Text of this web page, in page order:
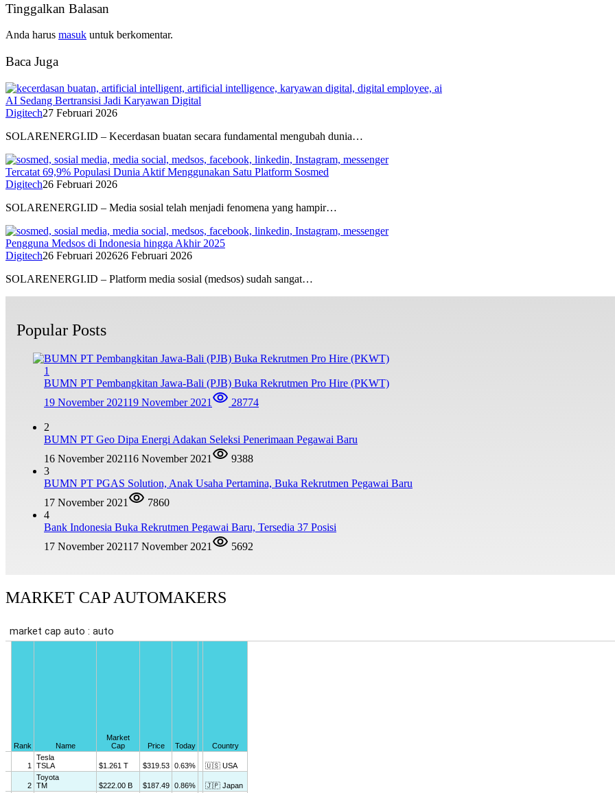
Tinggalkan Balasan
Anda harus masuk untuk berkomentar.
Baca Juga
AI Sedang Bertransisi Jadi Karyawan Digital
Digitech27 Februari 2026
SOLARENERGI.ID – Kecerdasan buatan secara fundamental mengubah dunia…
Tercatat 69,9% Populasi Dunia Aktif Menggunakan Satu Platform Sosmed
Digitech26 Februari 2026
SOLARENERGI.ID – Media sosial telah menjadi fenomena yang hampir…
Pengguna Medsos di Indonesia hingga Akhir 2025
Digitech26 Februari 202626 Februari 2026
SOLARENERGI.ID – Platform media sosial (medsos) sudah sangat…
Popular Posts
1
BUMN PT Pembangkitan Jawa-Bali (PJB) Buka Rekrutmen Pro Hire (PKWT)
19 November 202119 November 2021 28774
2
BUMN PT Geo Dipa Energi Adakan Seleksi Penerimaan Pegawai Baru
16 November 202116 November 2021
9388
3
BUMN PT PGAS Solution, Anak Usaha Pertamina, Buka Rekrutmen Pegawai Baru
17 November 2021
7860
4
Bank Indonesia Buka Rekrutmen Pegawai Baru, Tersedia 37 Posisi
17 November 202117 November 2021 5692
MARKET CAP AUTOMAKERS